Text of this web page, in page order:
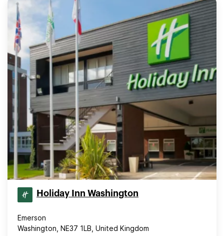
Holiday Inn Washington
Emerson
Washington, NE37 1LB, United Kingdom